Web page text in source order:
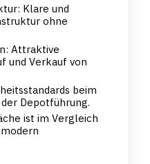
Klare und
ohne
Attraktive
und Verkauf von
beim
Depotführung.
ist im Vergleich